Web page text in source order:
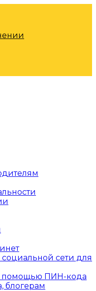
социальной сети для
помощью ПИН-кода
блогерам